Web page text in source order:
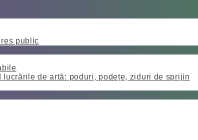
public
lucrările de artă: poduri, podețe, ziduri de sprijin